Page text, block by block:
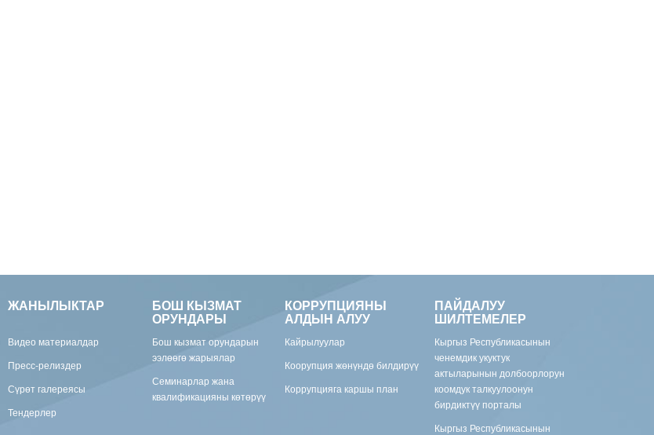
ЖАНЫЛЫКТАР
Видео материалдар
Пресс-релиздер
Сүрөт галереясы
Тендерлер
БОШ КЫЗМАТ
ОРУНДАРЫ
Бош кызмат орундарын
ээлөөгө жарыялар
Семинарлар жана
квалификацияны көтөрүү
КОРРУПЦИЯНЫ
АЛДЫН АЛУУ
Кайрылуулар
Коорупция жөнүндө билдирүү
Коррупцияга каршы план
ПАЙДАЛУУ
ШИЛТЕМЕЛЕР
Кыргыз Республикасынын
ченемдик укуктук
актыларынын долбоорлорун
коомдук талкуулоонун
бирдиктүү порталы
Кыргыз Республикасынын